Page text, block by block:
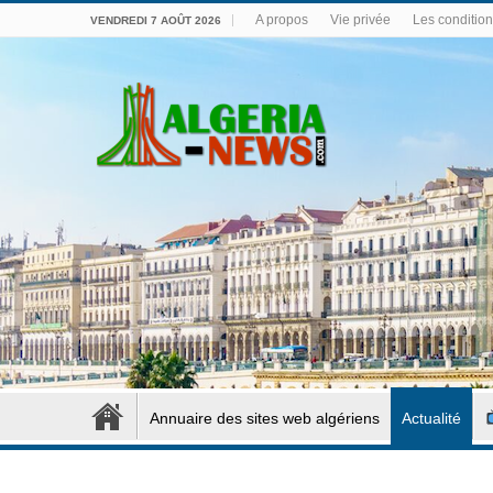
VENDREDI 7 AOÛT 2026 A propos Vie privée Les
Annuaire des sites web algériens Actualité